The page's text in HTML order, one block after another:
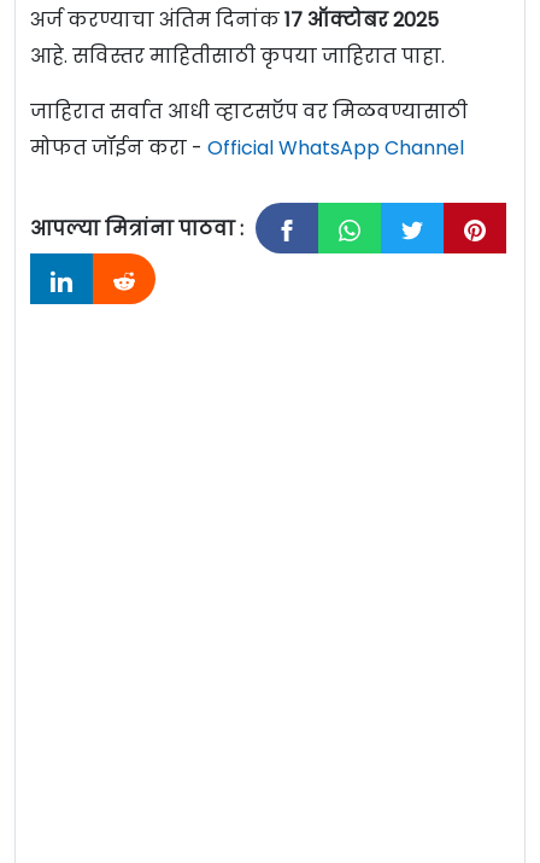
अर्ज करण्याचा अंतिम दिनांक17 ऑक्टोबर 2025
आहे. सविस्तर माहितीसाठी कृपया जाहिरात पाहा.
जाहिरात सर्वात आधी व्हाटसऍप वर मिळवण्यासाठी
मोफत जॉईन करा - Official WhatsApp Channel
आपल्या मित्रांना पाठवा :